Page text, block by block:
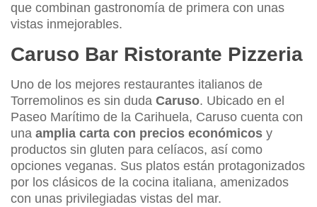
que combinan gastronomía de primera con unas
vistas inmejorables.
Caruso Bar Ristorante Pizzeria
Uno de los mejores restaurantes italianos de
Torremolinos es sin duda Caruso. Ubicado en el
Paseo Marítimo de la Carihuela, Caruso cuenta con
una amplia carta con precios económicos y
productos sin gluten para celíacos, así como
opciones veganas. Sus platos están protagonizados
por los clásicos de la cocina italiana, amenizados
con unas privilegiadas vistas del mar.